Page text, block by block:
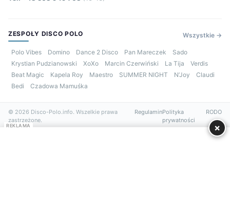
ZESPOŁY DISCO POLO Wszystkie →
Polo Vibes Domino Dance 2 Disco Pan Mareczek
Sado
Krystian Pudzianowski
XoXo Marcin Czerwiński La Tija
Verdis
Beat Magic
Kapela Roy Maestro SUMMER NIGHT N’Joy
Claudi
Bedi
Czadowa Mamuśka
© 2026 Disco-Polo.info. Wszelkie prawa
zastrzeżone.
RegulaminPolityka
prywatności
RODO
REKLAMA ×